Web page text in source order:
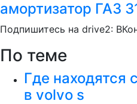
амортизатор ГАЗ
Подпишитесь на drive2:
По теме
Где находятся
в volvo s